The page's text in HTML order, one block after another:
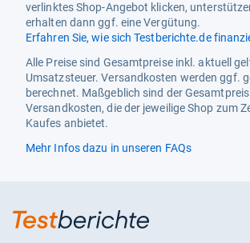
verlinktes Shop-Angebot klicken,
erhalten dann ggf. eine Vergütung.
Erfahren Sie, wie sich Testberichte.de
Alle Preise sind Gesamtpreise inkl. aktuell
Umsatzsteuer. Versandkosten werden ggf.
berechnet. Maßgeblich sind der
Versandkosten, die der jeweilige Shop zum
Kaufes anbietet.
Mehr Infos dazu in unseren FAQs